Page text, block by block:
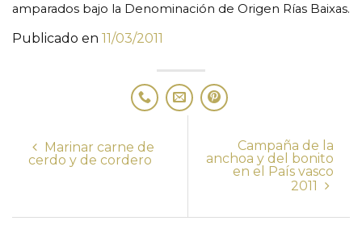
amparados bajo la Denominación de Origen Rías Baixas.
Publicado en 11/03/2011
Marinar carne de
cerdo y de cordero
Campaña de la
anchoa y del bonito
en el País vasco
2011